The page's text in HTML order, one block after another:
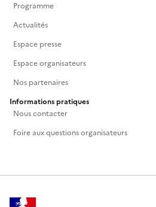
Programme
Actualités
Espace presse
Espace organisateurs
Nos partenaires
Informations pratiques
Nous contacter
Foire aux questions organisateurs